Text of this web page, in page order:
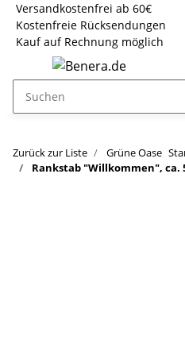
Versandkostenfrei ab 60€
Kostenfreie Rücksendungen
Kauf auf Rechnung möglich
Zurück zur Liste Grüne Oase
Rankstab "Willkommen", ca.